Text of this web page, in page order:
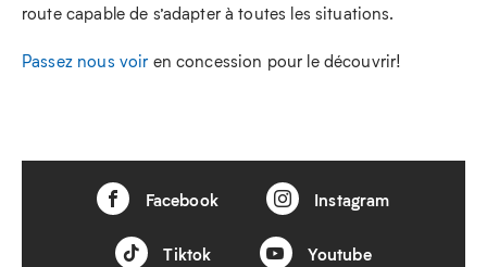
route capable de s’adapter à toutes les situations.
Passez nous voir en concession pour le découvrir!
Facebook Instagram
Tiktok Youtube